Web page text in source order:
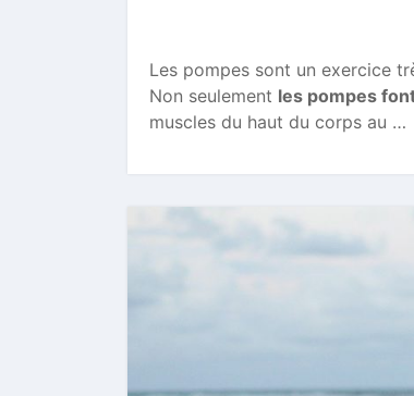
Les pompes sont un exercice
Non seulement les pompes
muscles du haut du corps au …